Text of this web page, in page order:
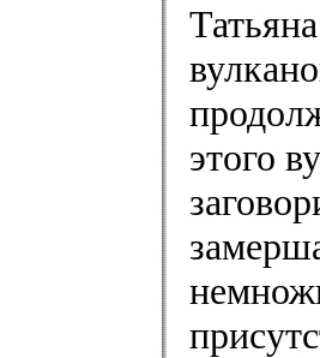
этого